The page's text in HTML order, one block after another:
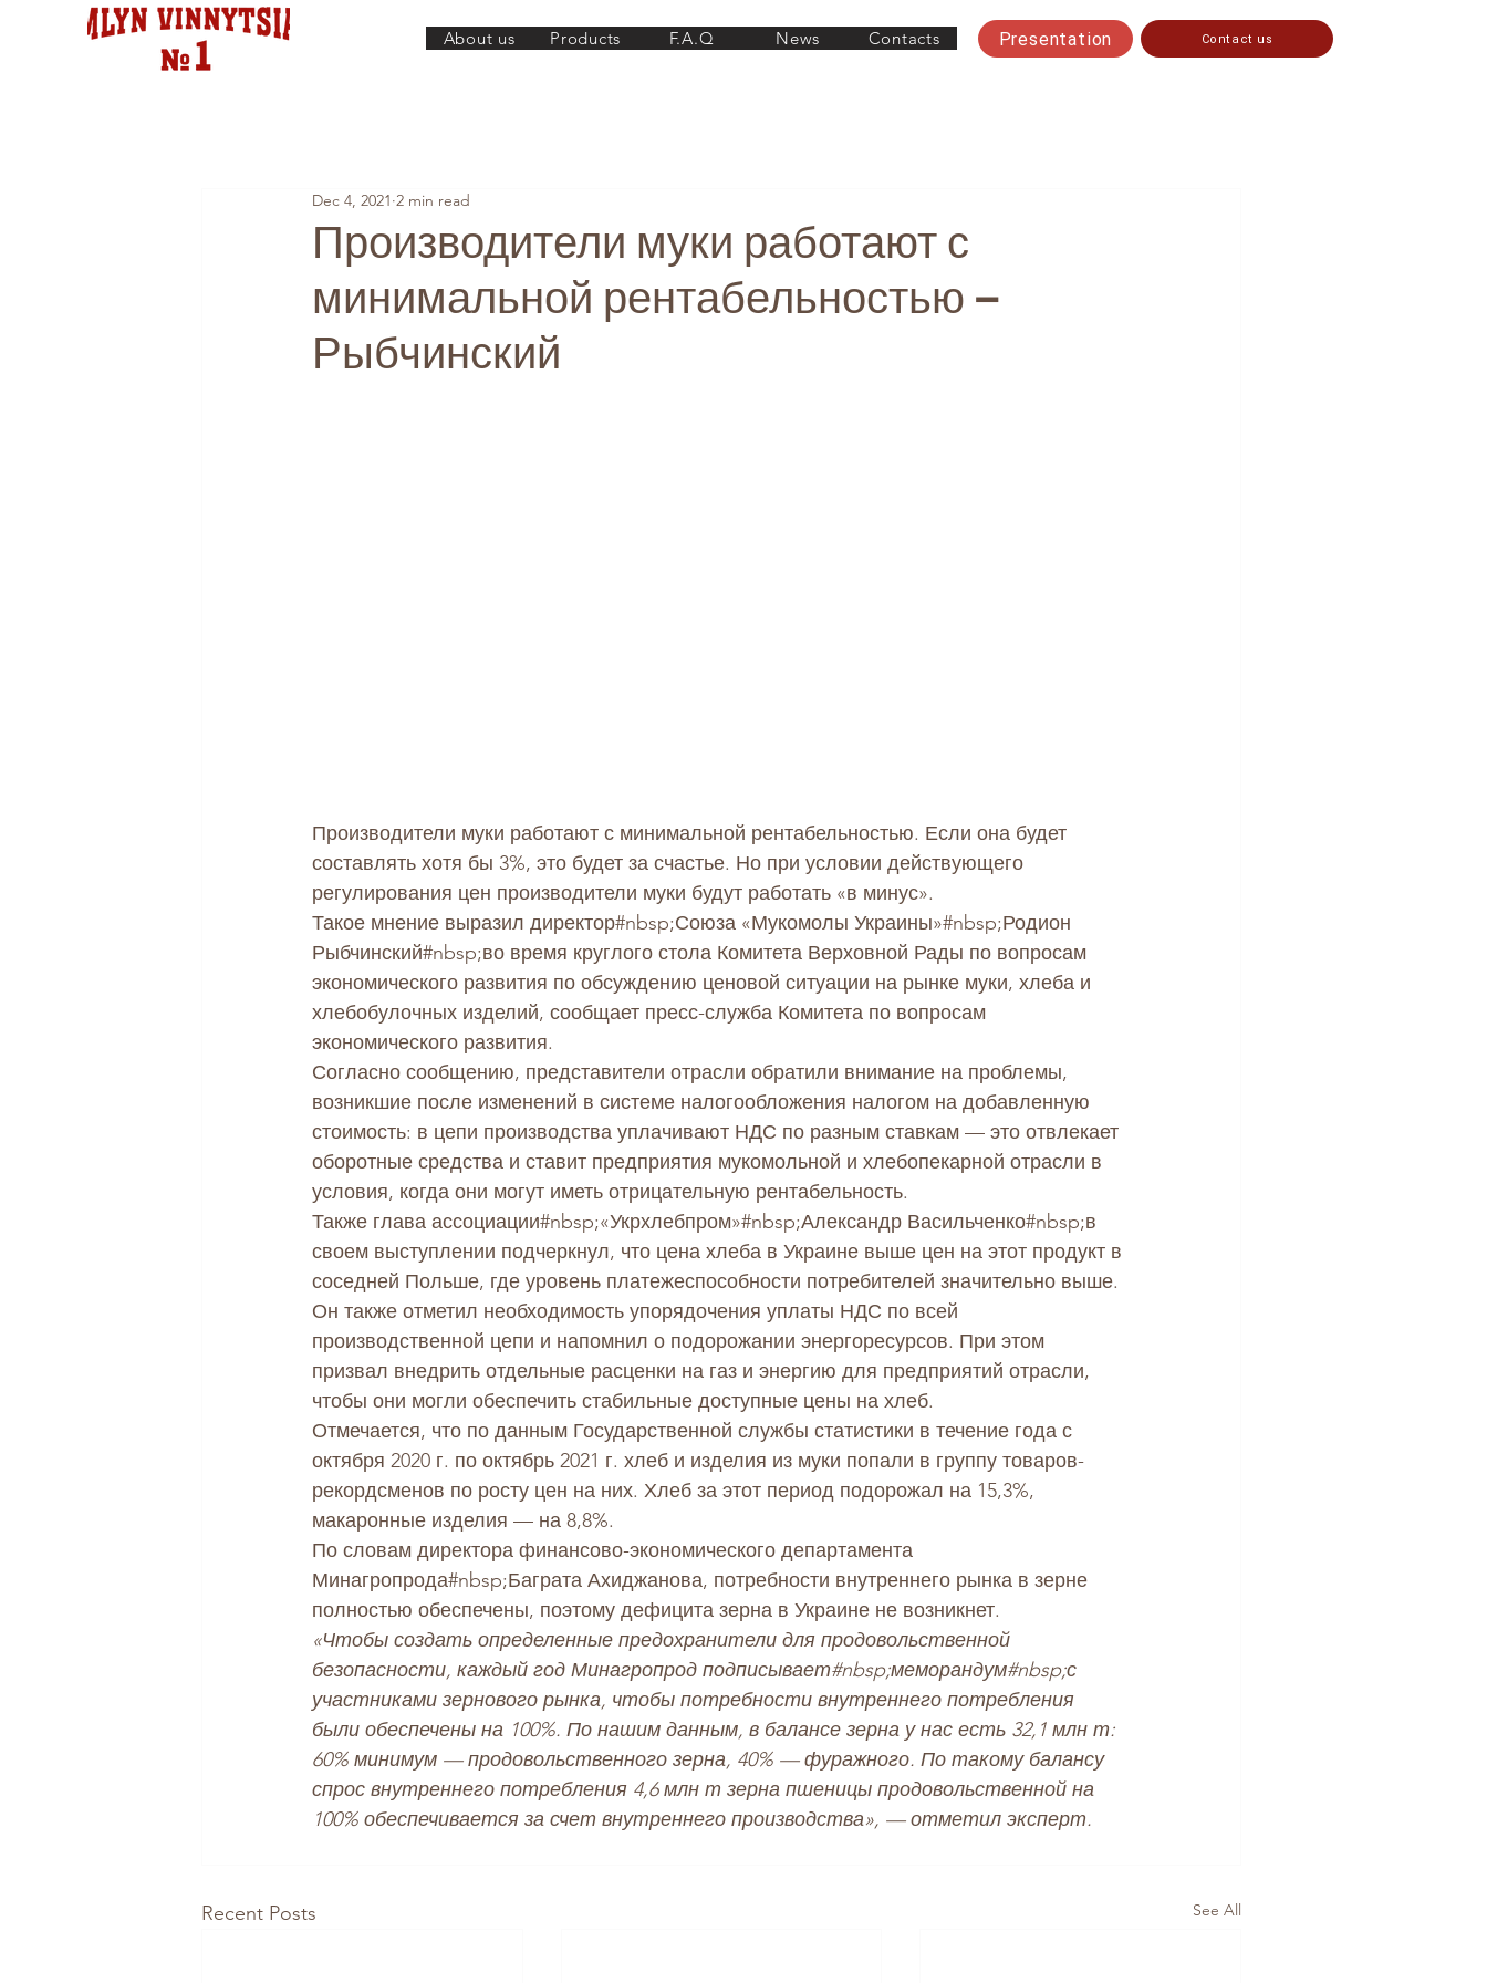
About us Products F.A.Q News Contacts Presentation Contact us
Производители муки работают с
минимальной рентабельностью —
Рыбчинский
Dec 4, 2021 2 min read
Производители муки работают с минимальной рентабельностью. Если она будет
составлять хотя бы 3%, это будет за счастье. Но при условии действующего
регулирования цен производители муки будут работать «в минус».
Такое мнение выразил директор#nbsp;Союза «Мукомолы Украины»#nbsp;Родион
Рыбчинский#nbsp;во время круглого стола Комитета Верховной Рады по вопросам
экономического развития по обсуждению ценовой ситуации на рынке муки, хлеба и
хлебобулочных изделий, сообщает пресс-служба Комитета по вопросам
экономического развития.
Согласно сообщению, представители отрасли обратили внимание на проблемы,
возникшие после изменений в системе налогообложения налогом на добавленную
стоимость: в цепи производства уплачивают НДС по разным ставкам — это отвлекает
оборотные средства и ставит предприятия мукомольной и хлебопекарной отрасли в
условия, когда они могут иметь отрицательную рентабельность.
Также глава ассоциации#nbsp;«Укрхлебпром»#nbsp;Александр Васильченко#nbsp;в
своем выступлении подчеркнул, что цена хлеба в Украине выше цен на этот продукт в
соседней Польше, где уровень платежеспособности потребителей значительно выше.
Он также отметил необходимость упорядочения уплаты НДС по всей
производственной цепи и напомнил о подорожании энергоресурсов. При этом
призвал внедрить отдельные расценки на газ и энергию для предприятий отрасли,
чтобы они могли обеспечить стабильные доступные цены на хлеб.
Отмечается, что по данным Государственной службы статистики в течение года с
октября 2020 г. по октябрь 2021 г. хлеб и изделия из муки попали в группу товаров-
рекордсменов по росту цен на них. Хлеб за этот период подорожал на 15,3%,
макаронные изделия — на 8,8%.
По словам директора финансово-экономического департамента
Минагропрода#nbsp;Баграта Ахиджанова, потребности внутреннего рынка в зерне
полностью обеспечены, поэтому дефицита зерна в Украине не возникнет.
«Чтобы создать определенные предохранители для продовольственной
безопасности, каждый год Минагропрод подписывает#nbsp;меморандум#nbsp;с
участниками зернового рынка, чтобы потребности внутреннего потребления
были обеспечены на 100%. По нашим данным, в балансе зерна у нас есть 32,1 млн т:
60% минимум — продовольственного зерна, 40% — фуражного. По такому балансу
спрос внутреннего потребления 4,6 млн т зерна пшеницы продовольственной на
100% обеспечивается за счет внутреннего производства», — отметил эксперт.
Recent Posts See All